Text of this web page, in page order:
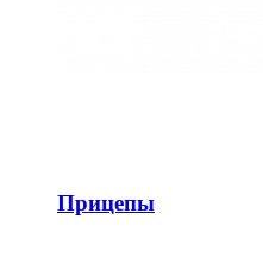
Прицепы